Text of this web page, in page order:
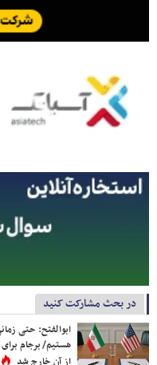
در بحث مشارکت کنید
ابوالفتح: حتی
هستیم/ برجام برای